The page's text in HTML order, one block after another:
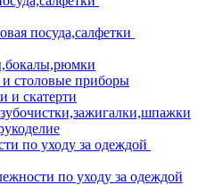
посуда,салфетки
и столовые приборы
и скатерти
по уходу за одеждой
по уходу за одеждой